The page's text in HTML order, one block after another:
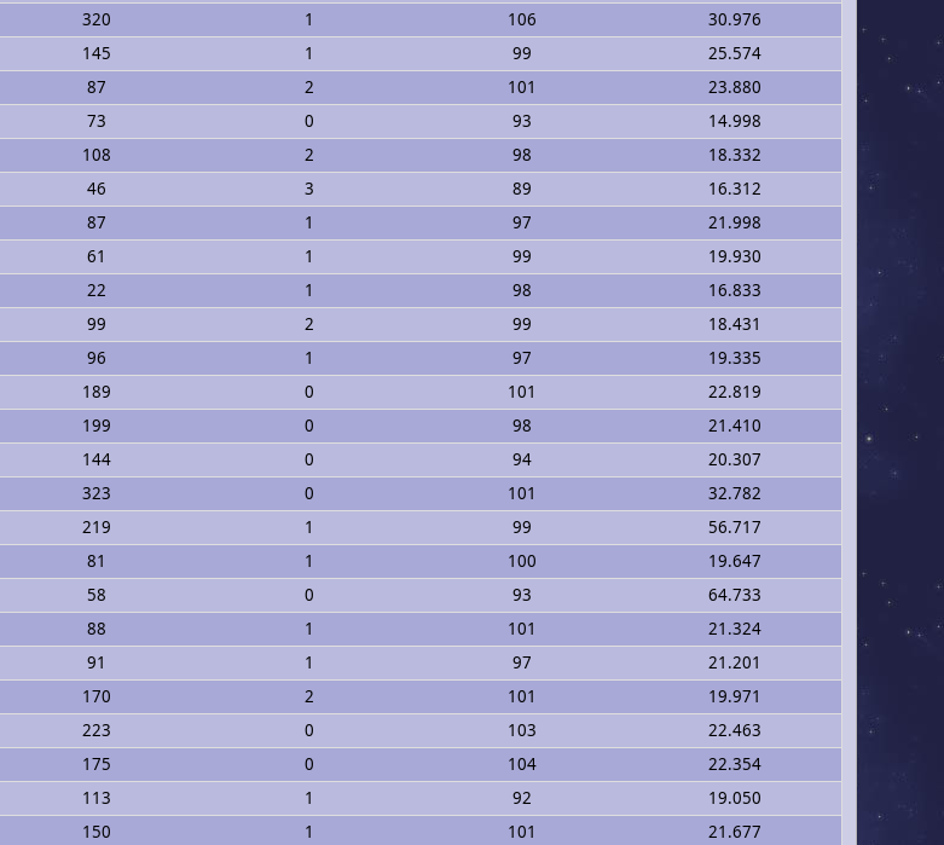
320 1 106
30.976
145 1 99
25.574
87 2 101
23.880
73 0 93
14.998
108 2 98
18.332
46 3 89
16.312
87 1 97
21.998
61 1 99
19.930
22 1 98
16.833
99 2 99
18.431
96 1 97
19.335
189 0 101
22.819
199 0 98
21.410
144 0 94
20.307
323 0 101
32.782
219 1 99
56.717
81 1 100
19.647
58 0 93
64.733
88 1 101
21.324
91 1 97
21.201
170 2 101
19.971
223 0 103
22.463
175 0 104
22.354
113 1 92
19.050
150 1 101
21.677